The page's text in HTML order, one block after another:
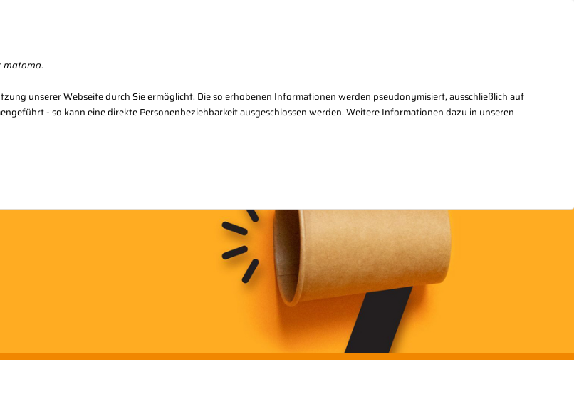
matomo.
unserer Webseite durch Sie ermöglicht. Die so erhobenen Informationen werden pseudonymisiert, ausschließlich auf
- so kann eine direkte Personenbeziehbarkeit ausgeschlossen werden. Weitere Informationen dazu in unseren